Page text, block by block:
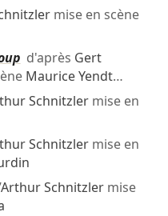
mise en scène
d'après Gert
Maurice Yendt…
Schnitzlermise en
Schnitzlermise en
Arthur Schnitzlermise